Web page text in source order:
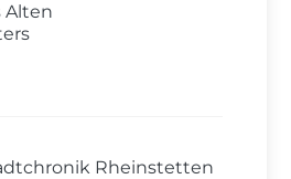
Alten
Rheinstetten